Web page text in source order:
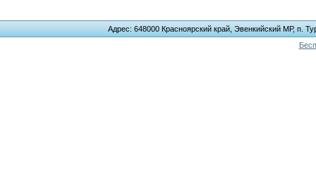
Адрес: 648000 Красноярский край, Эвенкийский МР, п.